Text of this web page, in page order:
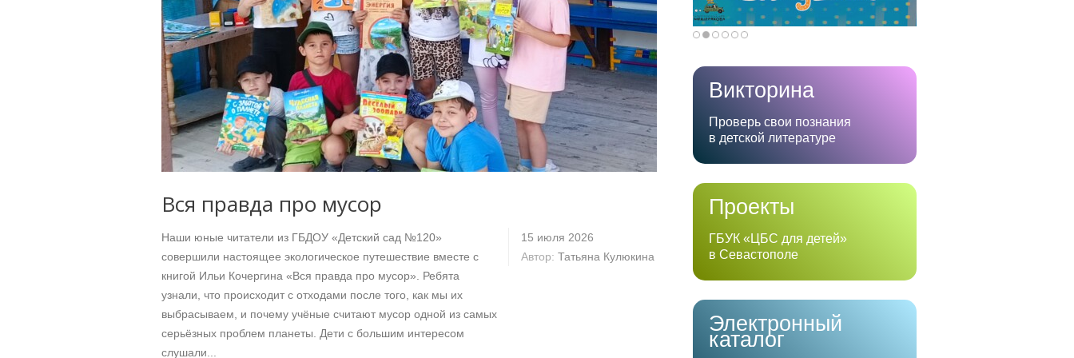
Вся правда про мусор
Наши юные читатели из ГБДОУ «Детский сад №120»
совершили настоящее экологическое путешествие вместе с
книгой Ильи Кочергина «Вся правда про мусор». Ребята
узнали, что происходит с отходами после того, как мы их
выбрасываем, и почему учёные считают мусор одной из самых
серьёзных проблем планеты. Дети с большим интересом
слушали...
15 июля 2026
Автор: Татьяна Кулюкина
Викторина
Проверь свои познания
в детской литературе
Проекты
ГБУК «ЦБС для детей»
в Севастополе
Электронный
каталог